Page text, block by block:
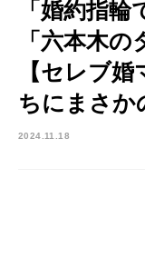
「婚約指輪
「六本木の
【セレブ
ちにまさ
2024.11.18